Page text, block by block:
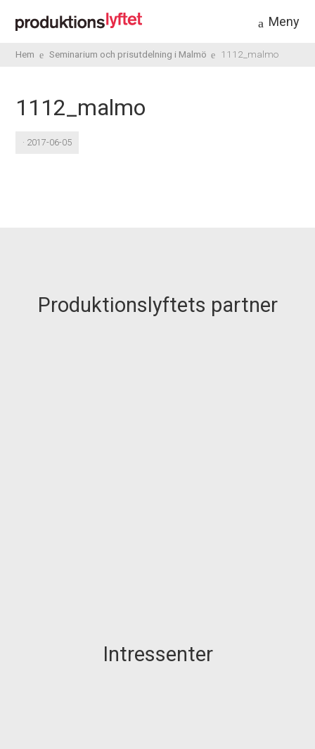
Meny
Hem Seminarium och prisutdelning i Malmö 1112_malmo
1112_malmo
· 2017-06-05
Produktionslyftets partner
Intressenter